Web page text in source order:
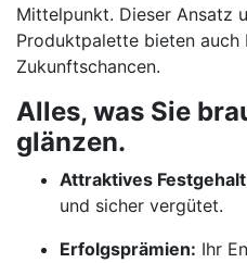
Mittelpunkt. Dieser Ansatz
Produktpalette bieten auch
Zukunftschancen.
Alles, was Sie
glänzen.
Attraktives
und sicher vergütet.
Erfolgsprämien: Ihr